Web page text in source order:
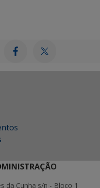
da Cunha s/n - Bloco 1